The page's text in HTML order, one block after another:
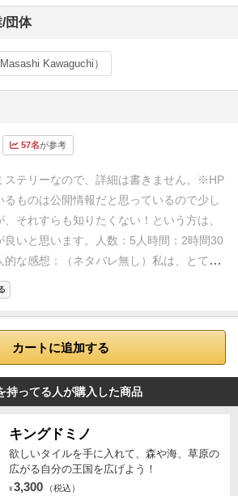
団体
Kawaguchi）
57名が参考
ステリーなので、詳細は書きません。
※HP
るものは公開情報だと思っているので少し
、それすらも知りたくない！という方は、
良いと思います。
人数：5人 時間：2時間30
的な感想：（ネタバレ無し） 私は、とても
でした。しいて言うなら、マーダーミステ
かやってからの方がいいと思います。是非
時は、キャラクターになりきってプレイし
さい。
下記は公式HPに載っているストーリ
は幕末。尊王攘夷・倒幕運動の志士が集う
た。一般の町人をも巻き込み、夜が明けれ
は、京の町の治安を守るため「京都見廻
士組」を結成し、京の町の護衛にあたらせ
、浪士組は八月十八日の政変の警護で評価
カートに追加する
持ってる人が購入した商品
キングドミノ
欲しいタイルを手に入れて、森や海、草原の
広がる自分の王国を広げよう！
¥ 3,300 （税込）